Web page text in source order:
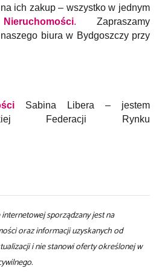
ich zakup – wszystko w jednym
. Zapraszamy
biura w Bydgoszczy przy
Sabina Libera – jestem
Federacji Rynku
sporządzany jest na
oraz informacji uzyskanych od
i nie stanowi oferty określonej w